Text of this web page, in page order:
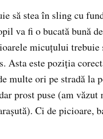
să stea în sling cu
va fi o bucată bună
micuțului trebuie
Asta este poziția
multe ori pe stradă la
prost puse (am
Ci de picioare,